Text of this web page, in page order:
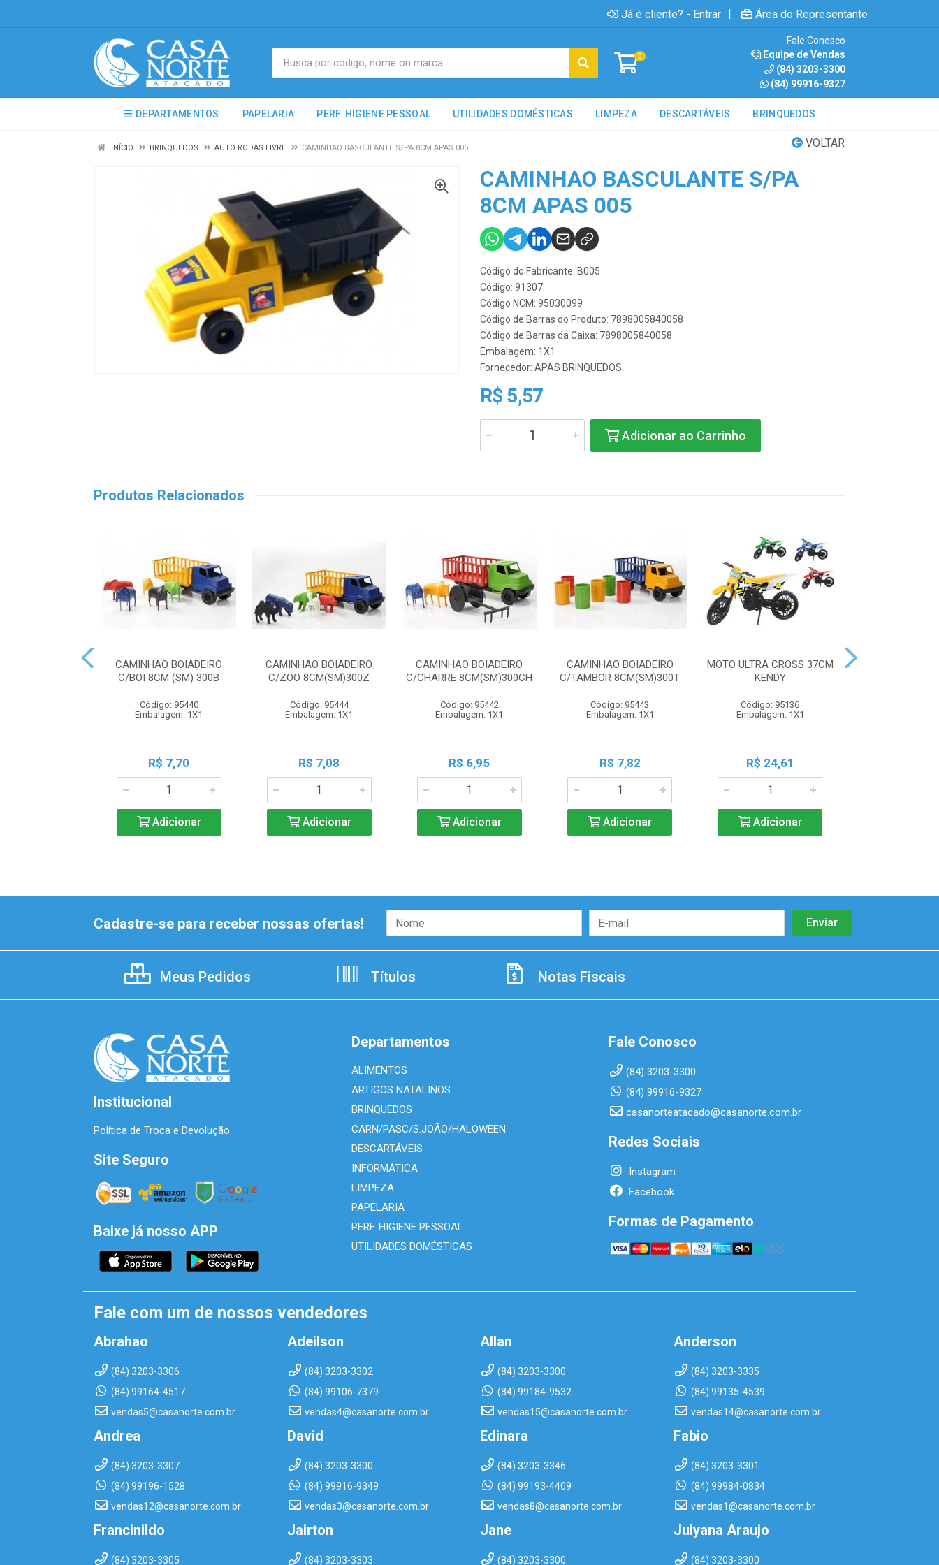
Já é cliente? - Entrar | Área do Representante
0
Fale Conosco
Equipe de Vendas
(84) 3203-3300
(84) 99916-9327
DEPARTAMENTOS PAPELARIA PERF. HIGIENE PESSOAL UTILIDADES DOMÉSTICAS LIMPEZA DESCARTÁVEIS BRINQUEDOS
VOLTAR
INÍCIO BRINQUEDOS AUTO RODAS LIVRE CAMINHAO BASCULANTE S/PA 8CM APAS 005
CAMINHAO BASCULANTE S/PA
8CM APAS 005
Código do Fabricante: B005
Código: 91307
Código NCM: 95030099
Código de Barras do Produto: 7898005840058
Código de Barras da Caixa: 7898005840058
Embalagem: 1X1
Fornecedor: APAS BRINQUEDOS
R$ 5,57
Adicionar ao Carrinho
Produtos Relacionados
CAMINHAO BOIADEIRO
C/BOI 8CM (SM) 300B
Código: 95440
Embalagem: 1X1
R$ 7,70
Adicionar
CAMINHAO BOIADEIRO
C/ZOO 8CM(SM)300Z
Código: 95444
Embalagem: 1X1
R$ 7,08
Adicionar
CAMINHAO BOIADEIRO
C/CHARRE 8CM(SM)300CH
Código: 95442
Embalagem: 1X1
R$ 6,95
Adicionar
CAMINHAO BOIADEIRO
C/TAMBOR 8CM(SM)300T
Código: 95443
Embalagem: 1X1
R$ 7,82
Adicionar
MOTO ULTRA CROSS 37CM
KENDY
Código: 95136
Embalagem: 1X1
R$ 24,61
Adicionar
Cadastre-se para receber nossas ofertas!
Meus Pedidos Títulos Notas Fiscais
Institucional
Política de Troca e Devolução
Site Seguro
Baixe já nosso APP
Departamentos
ALIMENTOS
ARTIGOS NATALINOS
BRINQUEDOS
CARN/PASC/S.JOÃO/HALOWEEN
DESCARTÁVEIS
INFORMÁTICA
LIMPEZA
PAPELARIA
PERF. HIGIENE PESSOAL
UTILIDADES DOMÉSTICAS
Fale Conosco
(84) 3203-3300
(84) 99916-9327
casanorteatacado@casanorte.com.br
Redes Sociais
Instagram
Facebook
Formas de Pagamento
Fale com um de nossos vendedores
Abrahao
(84) 3203-3306
(84) 99164-4517
vendas5@casanorte.com.br
Adeilson
(84) 3203-3302
(84) 99106-7379
vendas4@casanorte.com.br
Allan
(84) 3203-3300
(84) 99184-9532
vendas15@casanorte.com.br
Anderson
(84) 3203-3335
(84) 99135-4539
vendas14@casanorte.com.br
Andrea
(84) 3203-3307
(84) 99196-1528
vendas12@casanorte.com.br
David
(84) 3203-3300
(84) 99916-9349
vendas3@casanorte.com.br
Edinara
(84) 3203-3346
(84) 99193-4409
vendas8@casanorte.com.br
Fabio
(84) 3203-3301
(84) 99984-0834
vendas1@casanorte.com.br
Francinildo
(84) 3203-3305
Jairton
(84) 3203-3303
Jane
(84) 3203-3300
Julyana Araujo
(84) 3203-3300